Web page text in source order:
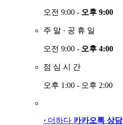
오전 9:00 - 오후 9:00
주 말 · 공 휴 일
오전 9:00 - 오후 4:00
점 심 시 간
오후 1:00 - 오후 2:00
· 더하다 카카오톡 상담